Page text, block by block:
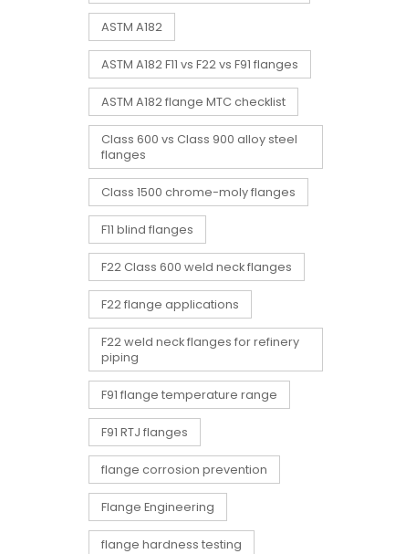
ASTM A182
ASTM A182 F11 vs F22 vs F91 flanges
ASTM A182 flange MTC checklist
Class 600 vs Class 900 alloy steel
flanges
Class 1500 chrome-moly flanges
F11 blind flanges
F22 Class 600 weld neck flanges
F22 flange applications
F22 weld neck flanges for refinery
piping
F91 flange temperature range
F91 RTJ flanges
flange corrosion prevention
Flange Engineering
flange hardness testing